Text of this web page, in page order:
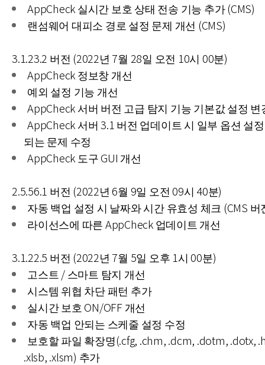
AppCheck 실시간 보호 상태 전송 기능 추가 (CMS)
랜섬웨어 대피소 경로 설정 문제 개선 (CMS)
3.1.23.2 버전 (2022년 7월 28일 오전 10시 00분)
AppCheck 정보창 개선
예외 설정 기능 개선
AppCheck 서버 버전 고급 탐지 기능 기본값 설정 변
AppCheck 서버 3.1 버전 업데이트 시 일부 옵션 설
되는 문제 수정
AppCheck 도구 GUI 개선
2.5.56.1 버전 (2022년 6월 9일 오전 09시 40분)
자동 백업 설정 시 날짜와 시간 유효성 체크 (CMS 버
라이선스에 따른 AppCheck 업데이트 개선
3.1.22.5 버전 (2022년 7월 5일 오후 1시 00분)
고스트 / 스마트 탐지 개선
시스템 위협 차단 패턴 추가
실시간 보호 ON/OFF 개선
자동 백업 안되는 스케줄 설정 수정
보호할 파일 확장명(.cfg, .chm, .dcm, .dotm, .dotx,
.xlsb, .xlsm) 추가